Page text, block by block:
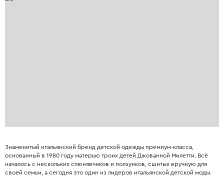
Знаменитый итальянский бренд детской одежды премиум-класса,
основанный в 1980 году матерью троих детей Джованной Милетти. Всё
началось с нескольких слюнявчиков и ползунков, сшитых вручную для
своей семьи, а сегодня это один из лидеров итальянской детской моды.